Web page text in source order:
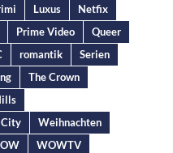
Luxus
Netfix
Prime Video
Queer
romantik
Serien
The Crown
City
Weihnachten
WOWTV